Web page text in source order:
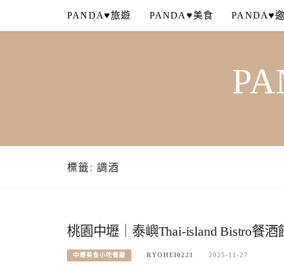
content
PANDA♥旅遊 PANDA♥美食 PANDA♥
標籤: 調酒
桃園中壢｜泰嶼Thai-island Bistro餐
中壢美食小吃餐廳 RYOHEI0221 2025-11-27